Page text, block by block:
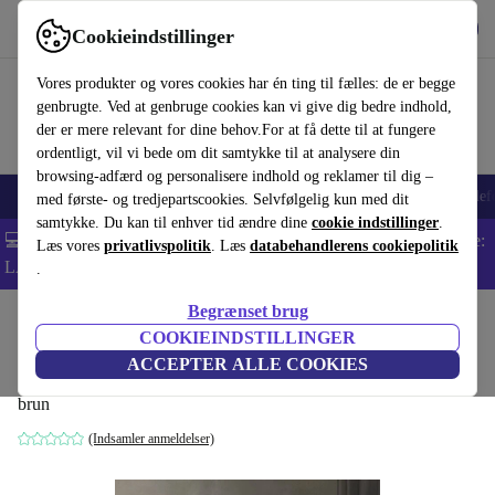
Cookieindstillinger
Vores produkter og vores cookies har én ting til fælles: de er begge
genbrugte. Ved at genbruge cookies kan vi give dig bedre indhold,
der er mere relevant for dine behov.For at få dette til at fungere
ordentligt, vil vi bede om dit samtykke til at analysere din
browsing-adfærd og personalisere indhold og reklamer til dig –
med første- og tredjepartscookies. Selvfølgelig kun med dit
samtykke. Du kan til enhver tid ændre dine cookie indstillinger.
Læs vores privatlivspolitik. Læs databehandlerens cookiepolitik
.
Begrænset brug
COOKIEINDSTILLINGER
ACCEPTER ALLE COOKIES
Brug refurbed hurtigt og nemt
Smartphones Bærbare Tablets Smartwatches Tilbehør
💻 Ekstra 5% rabat på alle MacBooks og bærbare computere - Kode:
LAPTOP5 -
Husholdning Møbler
Cece sidebord Burned Oak Ø 40 cm
brun
(Indsamler anmeldelser)